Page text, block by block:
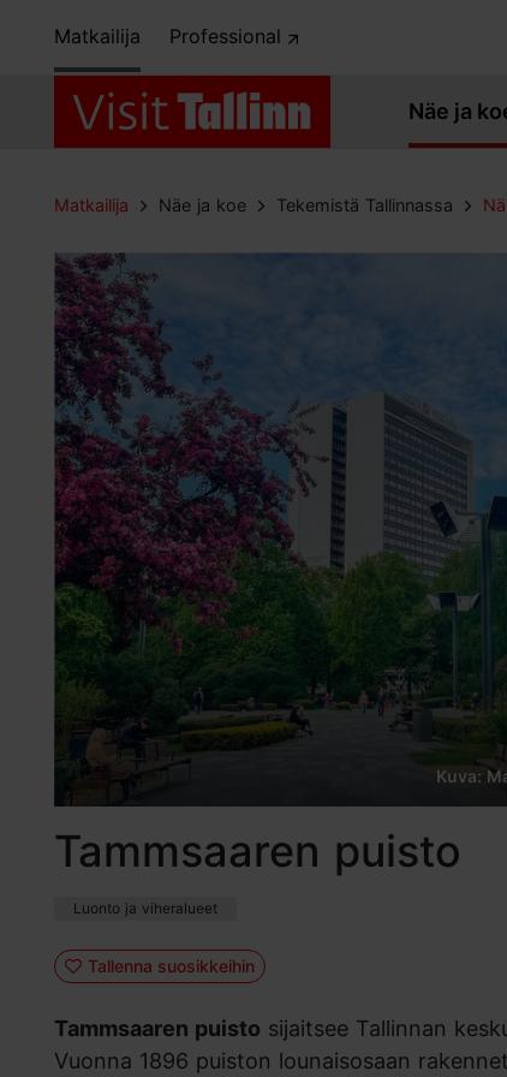
Matkailija Professional
Näe ja
Matkailija Näe ja koe Tekemistä Tallinnassa
Kuva:
Tammsaaren puisto
Luonto ja viheralueet
Tallenna suosikkeihin
Tammsaaren puisto sijaitsee Tallinnan
Vuonna 1896 puiston lounaisosaan